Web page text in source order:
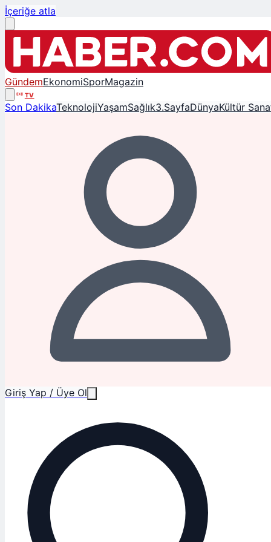
İçeriğe atla
GündemEkonomiSporMagazin
TV
Son DakikaTeknolojiYaşamSağlık3.SayfaDünyaKültür
Giriş Yap / Üye Ol